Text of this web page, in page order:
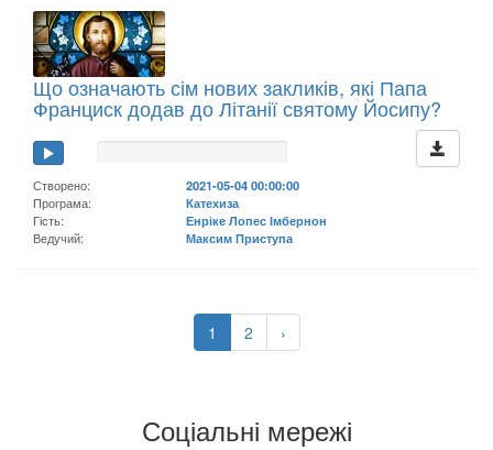
Що означають сім нових закликів, які Папа
Франциск додав до Літанії святому Йосипу?
Створено:
2021-05-04 00:00:00
Програма:
Катехиза
Гість:
Енріке Лопес Імбернон
Ведучий:
Максим Приступа
1 2 ›
Соціальні мережі